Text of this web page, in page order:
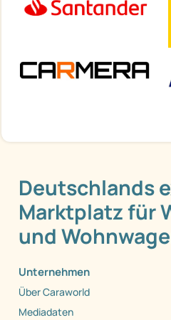
Deutschlands
Marktplatz für
und
Unternehmen
Über Caraworld
Mediadaten